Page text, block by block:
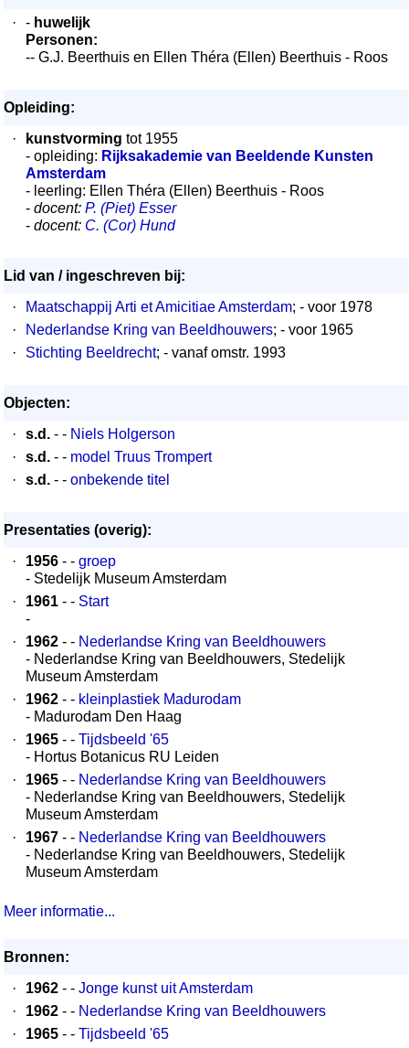
·
- huwelijk
Personen:
-- G.J. Beerthuis en Ellen Théra (Ellen) Beerthuis - Roos
Opleiding:
·
kunstvorming tot 1955
- opleiding: Rijksakademie van Beeldende Kunsten
Amsterdam
- leerling: Ellen Théra (Ellen) Beerthuis - Roos
- docent: P. (Piet) Esser
- docent: C. (Cor) Hund
Lid van / ingeschreven bij:
·
Maatschappij Arti et Amicitiae Amsterdam; - voor 1978
·
Nederlandse Kring van Beeldhouwers; - voor 1965
·
Stichting Beeldrecht; - vanaf omstr. 1993
Objecten:
·
s.d. - - Niels Holgerson
·
s.d. - - model Truus Trompert
·
s.d. - - onbekende titel
Presentaties (overig):
·
1956 - - groep
- Stedelijk Museum Amsterdam
·
1961 - - Start
-
·
1962 - - Nederlandse Kring van Beeldhouwers
- Nederlandse Kring van Beeldhouwers, Stedelijk
Museum Amsterdam
·
1962 - - kleinplastiek Madurodam
- Madurodam Den Haag
·
1965 - - Tijdsbeeld '65
- Hortus Botanicus RU Leiden
·
1965 - - Nederlandse Kring van Beeldhouwers
- Nederlandse Kring van Beeldhouwers, Stedelijk
Museum Amsterdam
·
1967 - - Nederlandse Kring van Beeldhouwers
- Nederlandse Kring van Beeldhouwers, Stedelijk
Museum Amsterdam
Meer informatie...
Bronnen:
·
1962 - - Jonge kunst uit Amsterdam
·
1962 - - Nederlandse Kring van Beeldhouwers
·
1965 - - Tijdsbeeld '65